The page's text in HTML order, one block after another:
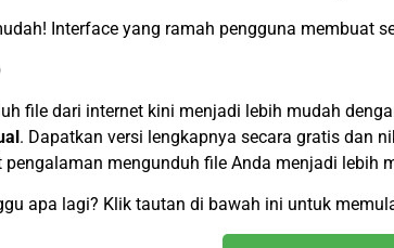
Interface yang ramah pengguna membuat
file dari internet kini menjadi lebih mudah
. Dapatkan versi lengkapnya secara gratis dan
pengalaman mengunduh file Anda menjadi lebih
apa lagi? Klik tautan di bawah ini untuk